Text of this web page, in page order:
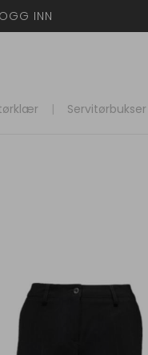
INN
Servitørbukser